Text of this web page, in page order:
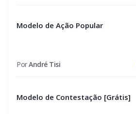
Modelo de Ação Popular
PorAndré Tisi
Modelo de Contestação [Grátis]